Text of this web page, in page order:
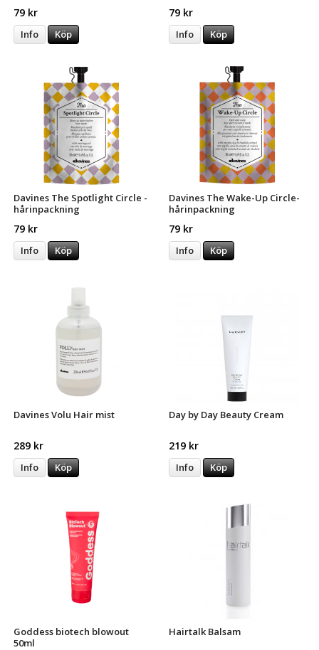
79 kr
Info Köp
79 kr
Info Köp
Davines The Spotlight Circle -
hårinpackning
79 kr
Info Köp
Davines The Wake-Up Circle-
hårinpackning
79 kr
Info Köp
Davines Volu Hair mist
289 kr
Info Köp
Day by Day Beauty Cream
219 kr
Info Köp
Goddess biotech blowout
50ml
Hairtalk Balsam